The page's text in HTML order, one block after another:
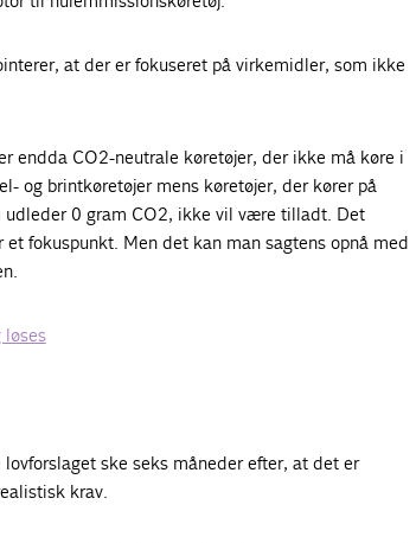
at der er fokuseret på virkemidler, som ikke
endda CO2-neutrale køretøjer, der ikke må køre i
og brintkøretøjer mens køretøjer, der kører på
0 gram CO2, ikke vil være tilladt. Det
fokuspunkt. Men det kan man sagtens opnå med
løses
ske seks måneder efter, at det er
krav.